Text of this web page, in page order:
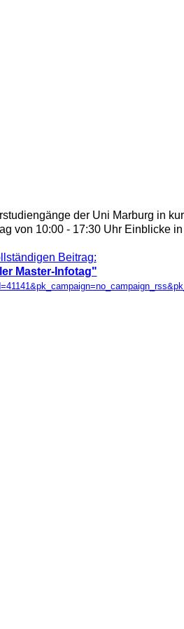
der Uni Marburg in
von 10:00 - 17:30 Uhr Einblicke
Beitrag:
Master-Infotag"